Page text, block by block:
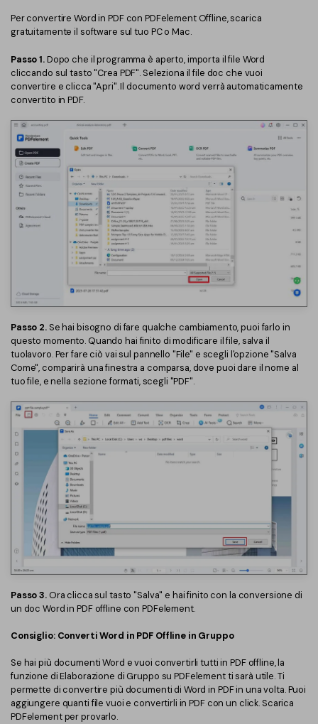
Aggiorna a PDFelement 12
Per convertire Word in PDF con PDFelement Offline, scarica
gratuitamente il software sul tuo PC o Mac.
Passo 1.Dopo che il programma è aperto, importa il file Word
cliccando sul tasto "Crea PDF". Seleziona il file doc che vuoi
convertire e clicca "Apri". Il documento word verrà automaticamente
convertito in PDF.
Passo 2.Se hai bisogno di fare qualche cambiamento, puoi farlo in
questo momento. Quando hai finito di modificare il file, salva il
tuolavoro. Per fare ciò vai sul pannello "File" e scegli l'opzione "Salva
Come", comparirà una finestra a comparsa, dove puoi dare il nome al
tuo file, e nella sezione formati, scegli "PDF".
Passo 3.Ora clicca sul tasto "Salva" e hai finito con la conversione di
un doc Word in PDF offline con PDFelement.
Consiglio: Converti Word in PDF Offline in Gruppo
Se hai più documenti Word e vuoi convertirli tutti in PDF offline, la
funzione di Elaborazione di Gruppo su PDFelement ti sarà utile. Ti
permette di convertire più documenti di Word in PDF in una volta. Puoi
aggiungere quanti file vuoi e convertirli in PDF con un click. Scarica
PDFelement per provarlo.